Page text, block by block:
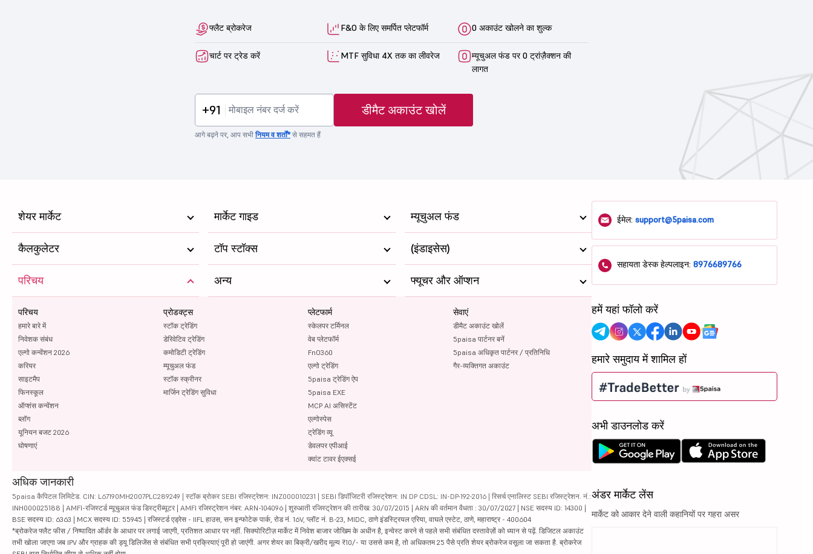
फ्लैट ब्रोकरेज F&O के लिए समर्पित प्लेटफॉर्म 0 अकाउंट खोलने का शुल्क
चार्ट पर ट्रेड करें MTF सुविधा 4X तक का लीवरेज
म्यूचुअल फंड पर 0 ट्रांज़ैक्शन की
लागत
+91 डीमैट अकाउंट खोलें
आगे बढ़ने पर, आप सभीनियम व शर्तों*से सहमत हैं
शेयर मार्केट मार्केट गाइड म्यूचुअल फंड
कैलकुलेटर टॉप स्टॉक्स (इंडाइसेस)
परिचय
परिचय
हमारे बारे में
निवेशक संबंध
एल्गो कन्वेंशन 2026
करियर
साइटमैप
फिनस्कूल
ऑप्शंस कन्वेंशन
ब्लॉग
यूनियन बजट 2026
घोषणाएं
प्रोडक्ट्स
स्टॉक ट्रेडिंग
डेरिवेटिव ट्रेडिंग
कमोडिटी ट्रेडिंग
म्यूचुअल फंड
स्टॉक स्क्रीनर
मार्जिन ट्रेडिंग सुविधा
प्लेटफार्म
स्केलपर टर्मिनल
वेब प्लेटफॉर्म
FnO360
एल्गो ट्रेडिंग
5paisa ट्रेडिंग ऐप
5paisa EXE
MCP AI असिस्टेंट
एल्गोस्पेस
ट्रेडिंग व्यू
डेवलपर एपीआई
क्वांट टावर ईएक्सई
सेवाएं
डीमैट अकाउंट खोलें
5paisa पार्टनर बनें
5paisa अधिकृत पार्टनर / प्रतिनिधि
गैर-व्यक्तिगत अकाउंट
अन्य फ्यूचर और ऑप्शन
अधिक जानकारी
5paisa कैपिटल लिमिटेड. CIN: L67190MH2007PLC289249 | स्टॉक ब्रोकर SEBI रजिस्ट्रेशन: INZ000010231 | SEBI डिपॉजिटरी रजिस्ट्रेशन: IN DP CDSL: IN-DP-192-2016 | रिसर्च एनालिस्ट SEBI रजिस्ट्रेशन. नं.:
INH000025188 | AMFI-रजिस्टर्ड म्यूचुअल फंड डिस्ट्रीब्यूटर | AMFI रजिस्ट्रेशन नंबर: ARN-104096 | शुरुआती रजिस्ट्रेशन की तारीख: 30/07/2015 | ARN की वर्तमान वैधता : 30/07/2027 | NSE सदस्य ID: 14300 |
BSE सदस्य ID: 6363 | MCX सदस्य ID: 55945 | रजिस्टर्ड एड्रेस - IIFL हाउस, सन इन्फोटेक पार्क, रोड नं. 16V, प्लॉट नं. B-23, MIDC, ठाणे इंडस्ट्रियल एरिया, वाघले एस्टेट, ठाणे, महाराष्ट्र - 400604
*ब्रोकरेज फ्लैट फीस / निष्पादित ऑर्डर के आधार पर लगाई जाएगी, प्रतिशत आधार पर नहीं. सिक्योरिटीज़ मार्केट में निवेश बाजार जोखिम के अधीन है, इन्वेस्ट करने से पहले सभी संबंधित दस्तावेज़ों को ध्यान से पढ़ें. डिजिटल अकाउंट
तभी खोला जाएगा जब IPV और ग्राहक की ड्यू डिलिजेंस से संबंधित सभी प्रक्रियाएं पूरी हो जाएंगी. अगर शेयर का बिक्री/खरीद मूल्य ₹10/- या उससे कम है, तो अधिकतम 25 पैसे प्रति शेयर ब्रोकरेज वसूला जा सकता है. ब्रोकरेज
ईमेल:support@5paisa.com
सहायता डेस्क हेल्पलाइन:8976689766
हमें यहां फॉलो करें
हमारे समुदाय में शामिल हों
अभी डाउनलोड करें
अंडर मार्केट लेंस
मार्केट को आकार देने वाली कहानियों पर गहरा असर